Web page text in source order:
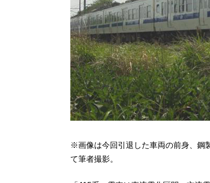
※画像は今回引退した車両の前身、鋼
て筆者撮影。